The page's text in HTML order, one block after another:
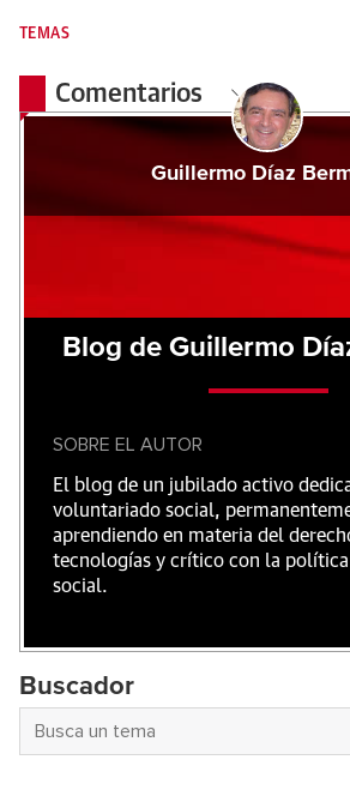
TEMAS
Comentarios
Guillermo Díaz
Blog de Guillermo
SOBRE EL AUTOR
El blog de un jubilado activo
voluntariado social,
aprendiendo en materia del
tecnologías y crítico con la
social.
Buscador